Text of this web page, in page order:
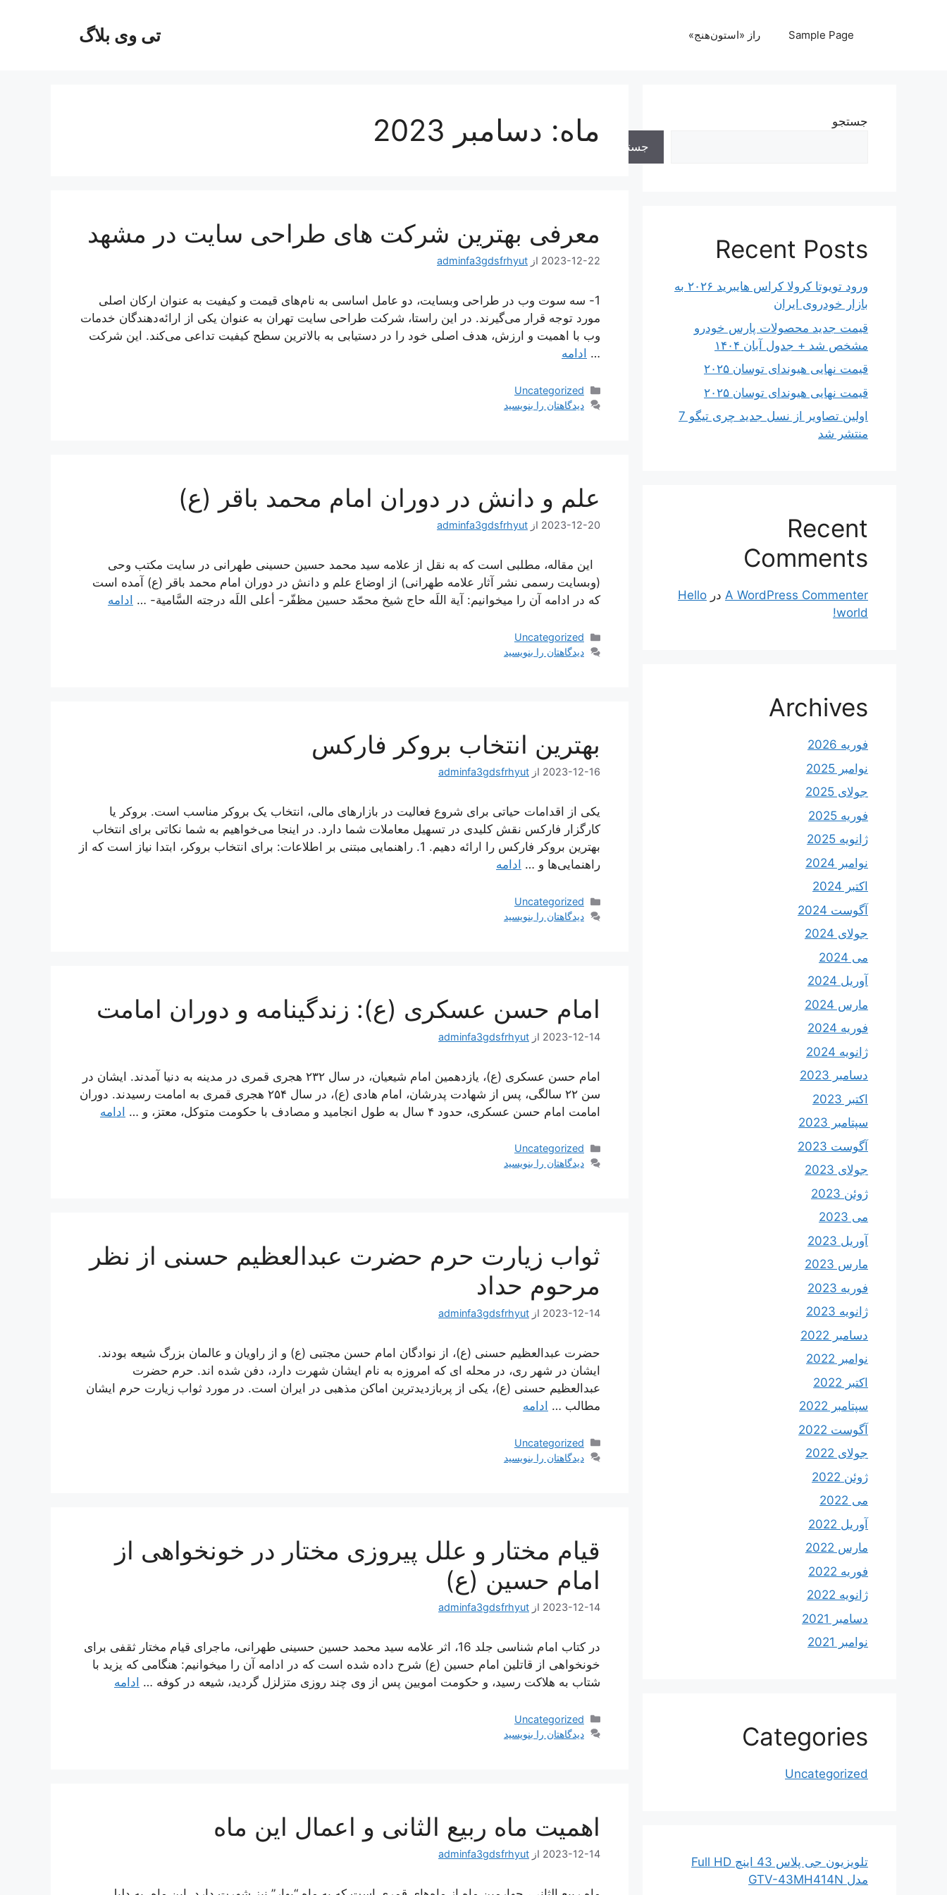
تی وی بلاگ Sample Page راز «استون‌هنج»
ماه: دسامبر 2023
معرفی بهترین شرکت های طراحی سایت در مشهد
2023-12-22 از adminfa3gdsfrhyut
1- سه سوت وب در طراحی وبسایت، دو عامل اساسی به نام‌های قیمت و کیفیت به عنوان ارکان اصلی
مورد توجه قرار می‌گیرند. در این راستا، شرکت طراحی سایت تهران به عنوان یکی از ارائه‌دهندگان خدمات
وب با اهمیت و ارزش، هدف اصلی خود را در دستیابی به بالاترین سطح کیفیت تداعی می‌کند. این شرکت
… ادامه
دسته‌ها
Uncategorized
دیدگاهتان را بنویسید
علم و دانش در دوران امام محمد باقر (ع)
2023-12-20 از adminfa3gdsfrhyut
این مقاله، مطلبی است که به نقل از علامه سید محمد حسین حسینی طهرانی در سایت مکتب وحی
(وبسایت رسمی نشر آثار علامه طهرانی) از اوضاع علم و دانش در دوران امام محمد باقر (ع) آمده است
که در ادامه آن را میخوانیم: آية اللَه حاج شيخ محمّد حسين مظفّر- أعلى اللَه درجته السَّامية- … ادامه
دسته‌ها
Uncategorized
دیدگاهتان را بنویسید
بهترین انتخاب بروکر فارکس
2023-12-16 از adminfa3gdsfrhyut
یکی از اقدامات حیاتی برای شروع فعالیت در بازارهای مالی، انتخاب یک بروکر مناسب است. بروکر یا
کارگزار فارکس نقش کلیدی در تسهیل معاملات شما دارد. در اینجا می‌خواهیم به شما نکاتی برای انتخاب
بهترین بروکر فارکس را ارائه دهیم. 1. راهنمایی مبتنی بر اطلاعات: برای انتخاب بروکر، ابتدا نیاز است که از
راهنمایی‌ها و … ادامه
دسته‌ها
Uncategorized
دیدگاهتان را بنویسید
امام حسن عسکری (ع): زندگینامه و دوران امامت
2023-12-14 از adminfa3gdsfrhyut
امام حسن عسکری (ع)، یازدهمین امام شیعیان، در سال ۲۳۲ هجری قمری در مدینه به دنیا آمدند. ایشان در
سن ۲۲ سالگی، پس از شهادت پدرشان، امام هادی (ع)، در سال ۲۵۴ هجری قمری به امامت رسیدند. دوران
امامت امام حسن عسکری، حدود ۴ سال به طول انجامید و مصادف با حکومت متوکل، معتز، و …
ادامه
دسته‌ها
Uncategorized
دیدگاهتان را بنویسید
ثواب زیارت حرم حضرت عبدالعظیم حسنی از نظر
مرحوم حداد
2023-12-14 از adminfa3gdsfrhyut
حضرت عبدالعظیم حسنی (ع)، از نوادگان امام حسن مجتبی (ع) و از راویان و عالمان بزرگ شیعه بودند.
ایشان در شهر ری، در محله ای که امروزه به نام ایشان شهرت دارد، دفن شده اند. حرم حضرت
عبدالعظیم حسنی (ع)، یکی از پربازدیدترین اماکن مذهبی در ایران است. در مورد ثواب زیارت حرم ایشان
مطالب … ادامه
دسته‌ها
Uncategorized
دیدگاهتان را بنویسید
قیام مختار و علل پیروزی مختار در خونخواهی از
امام حسین (ع)
2023-12-14 از adminfa3gdsfrhyut
در کتاب امام شناسی جلد 16، اثر علامه سید محمد حسین حسینی طهرانی، ماجرای قیام مختار ثقفی برای
خونخواهی از قاتلین امام حسین (ع) شرح داده شده است که در ادامه آن را میخوانیم: هنگامى كه یزید با
شتاب به هلاكت رسید، و حكومت امویین پس از وى چند روزى متزلزل گردید، شیعه در كوفه … ادامه
دسته‌ها
Uncategorized
دیدگاهتان را بنویسید
اهمیت ماه ربیع الثانی و اعمال این ماه
2023-12-14 از adminfa3gdsfrhyut
جستجو
جستجو
Recent Posts
ورود تویوتا کرولا کراس هایبرید ۲۰۲۶ به
بازار خودروی ایران
قیمت جدید محصولات پارس خودرو
مشخص شد + جدول آبان ۱۴۰۴
قیمت نهایی هیوندای توسان ۲۰۲۵
قیمت نهایی هیوندای توسان ۲۰۲۵
اولین تصاویر از نسل جدید چری تیگو 7
منتشر شد
Recent
Comments
A WordPress Commenter در Hello
world!
Archives
فوریه 2026
نوامبر 2025
جولای 2025
فوریه 2025
ژانویه 2025
نوامبر 2024
اکتبر 2024
آگوست 2024
جولای 2024
می 2024
آوریل 2024
مارس 2024
فوریه 2024
ژانویه 2024
دسامبر 2023
اکتبر 2023
سپتامبر 2023
آگوست 2023
جولای 2023
ژوئن 2023
می 2023
آوریل 2023
مارس 2023
فوریه 2023
ژانویه 2023
دسامبر 2022
نوامبر 2022
اکتبر 2022
سپتامبر 2022
آگوست 2022
جولای 2022
ژوئن 2022
می 2022
آوریل 2022
مارس 2022
فوریه 2022
ژانویه 2022
دسامبر 2021
نوامبر 2021
Categories
Uncategorized
تلویزیون جی پلاس 43 اینچ Full HD
مدل GTV-43MH414N